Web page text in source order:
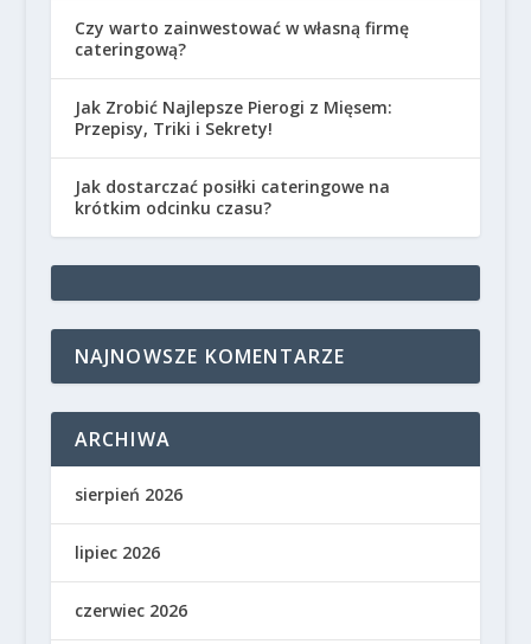
Czy warto zainwestować w własną firmę
cateringową?
Jak Zrobić Najlepsze Pierogi z Mięsem:
Przepisy, Triki i Sekrety!
Jak dostarczać posiłki cateringowe na
krótkim odcinku czasu?
NAJNOWSZE KOMENTARZE
ARCHIWA
sierpień 2026
lipiec 2026
czerwiec 2026